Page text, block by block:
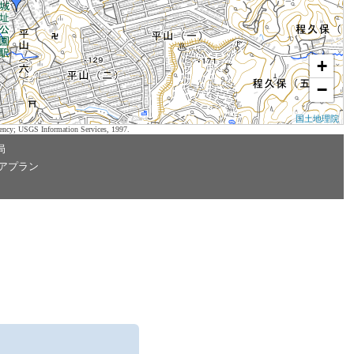
+
−
国土地理院
USGS Information Services, 1997.
プラン